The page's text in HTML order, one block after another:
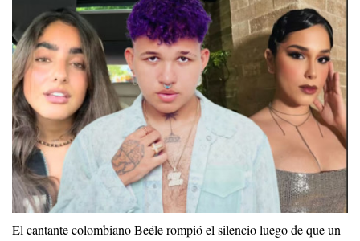
El cantante colombiano Beéle rompió el silencio luego de que un